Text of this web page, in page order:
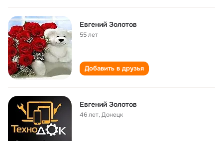
Евгений Золотов
55 лет
Добавить в друзья
Евгений Золотов
46 лет,Донецк